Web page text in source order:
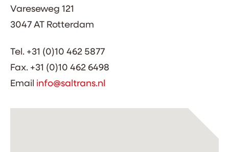
Vareseweg 121
3047 AT Rotterdam
Tel. +31 (0)10 462 5877
Fax. +31 (0)10 462 6498
Email info@saltrans.nl